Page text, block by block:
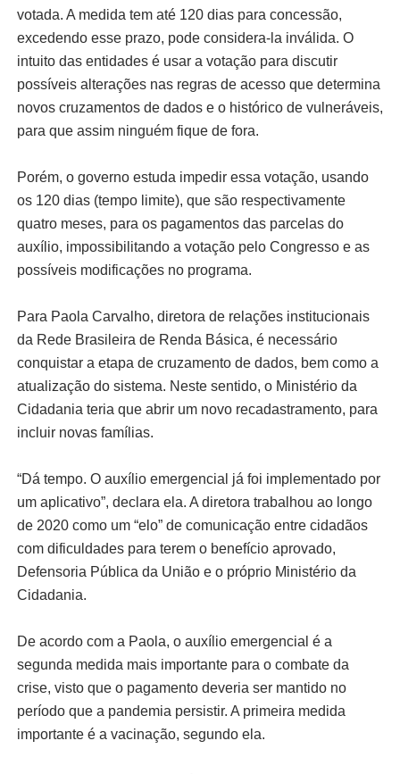
votada. A medida tem até 120 dias para concessão,
excedendo esse prazo, pode considera-la inválida. O
intuito das entidades é usar a votação para discutir
possíveis alterações nas regras de acesso que determina
novos cruzamentos de dados e o histórico de vulneráveis,
para que assim ninguém fique de fora.
Porém, o governo estuda impedir essa votação, usando
os 120 dias (tempo limite), que são respectivamente
quatro meses, para os pagamentos das parcelas do
auxílio, impossibilitando a votação pelo Congresso e as
possíveis modificações no programa.
Para Paola Carvalho, diretora de relações institucionais
da Rede Brasileira de Renda Básica, é necessário
conquistar a etapa de cruzamento de dados, bem como a
atualização do sistema. Neste sentido, o Ministério da
Cidadania teria que abrir um novo recadastramento, para
incluir novas famílias.
“Dá tempo. O auxílio emergencial já foi implementado por
um aplicativo”, declara ela. A diretora trabalhou ao longo
de 2020 como um “elo” de comunicação entre cidadãos
com dificuldades para terem o benefício aprovado,
Defensoria Pública da União e o próprio Ministério da
Cidadania.
De acordo com a Paola, o auxílio emergencial é a
segunda medida mais importante para o combate da
crise, visto que o pagamento deveria ser mantido no
período que a pandemia persistir. A primeira medida
importante é a vacinação, segundo ela.